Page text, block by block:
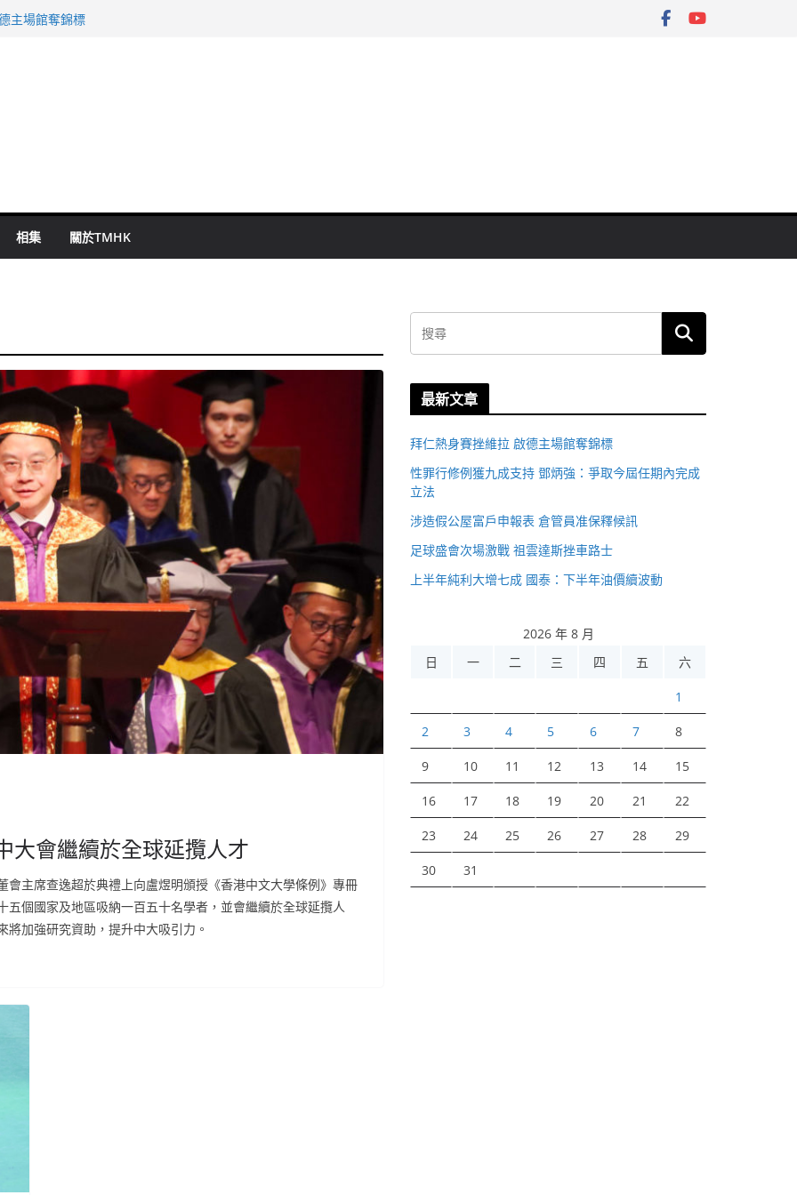
泰：下半年油價續波動
相集 關於TMHK
大會繼續於全球延攬人才
主席查逸超於典禮上向盧煜明頒授《香港中文大學條例》專冊
個國家及地區吸納一百五十名學者，並會繼續於全球延攬人
加強研究資助，提升中大吸引力。
最新文章
拜仁熱身賽挫維拉 啟德主場館奪錦標
性罪行修例獲九成支持 鄧炳強：爭取今屆任期內完成
立法
涉造假公屋富戶申報表 倉管員准保釋候訊
足球盛會次場激戰 祖雲達斯挫車路士
上半年純利大增七成 國泰：下半年油價續波動
2026 年 8 月
日
一 二 三 四 五 六
1
2 3 4 5 6 7 8
9 10 11 12 13 14 15
16 17 18 19 20 21 22
23 24 25 26 27 28 29
30 31